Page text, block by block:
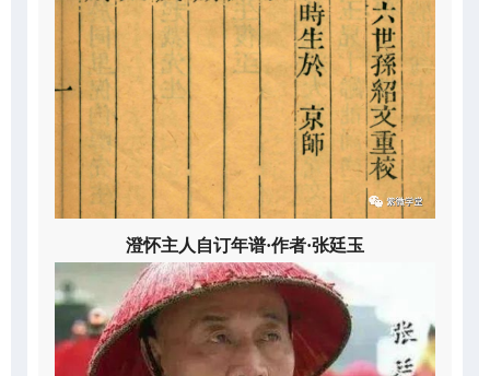
澄怀主人自订年谱·作者·张廷玉